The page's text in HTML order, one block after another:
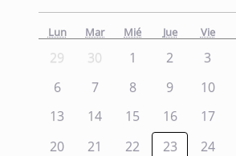
Lun Mar Mié Jue Vie
29 30 1 2 3
6
7 8 9 10
13
14 15 16 17
20
21 22 23 24